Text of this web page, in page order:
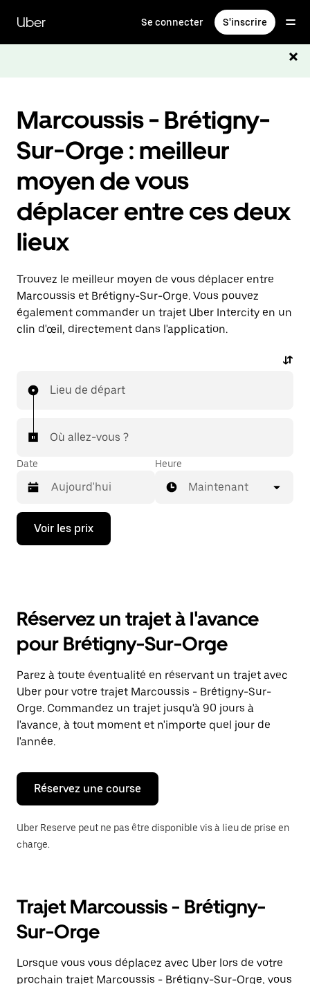
contenu
principal
Uber Se connecter S'inscrire
Marcoussis - Brétigny-
Sur-Orge : meilleur
moyen de vous
déplacer entre ces deux
lieux
Trouvez le meilleur moyen de vous déplacer entre
Marcoussis et Brétigny-Sur-Orge. Vous pouvez
également commander un trajet Uber Intercity en un
clin d'œil, directement dans l'application.
Lieu de départ
Où allez-vous ?
Date
Appuyez
la
ouvrir
calendrier
et
sélectionner
une
date.
Appuyez
sur
la
touche
pour
fermer
calendrier.
Heure
Maintenant
Voir les prix
Réservez un trajet à l'avance
pour Brétigny-Sur-Orge
Parez à toute éventualité en réservant un trajet avec
Uber pour votre trajet Marcoussis - Brétigny-Sur-
Orge. Commandez un trajet jusqu'à 90 jours à
l'avance, à tout moment et n'importe quel jour de
l'année.
Réservez une course
Uber Reserve peut ne pas être disponible vis à lieu de prise en
charge.
Trajet Marcoussis - Brétigny-
Sur-Orge
Lorsque vous vous déplacez avec Uber lors de votre
prochain trajet Marcoussis - Brétigny-Sur-Orge, vous